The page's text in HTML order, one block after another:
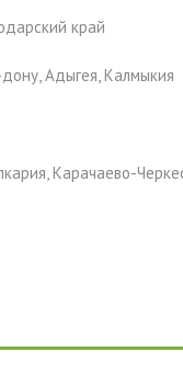
край
Адыгея, Калмыкия
Карачаево-